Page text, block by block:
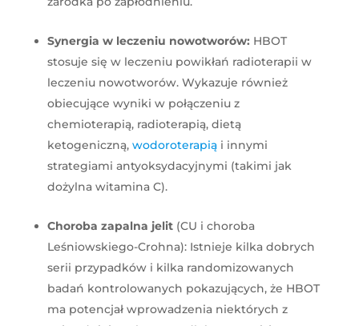
Synergia w leczeniu nowotworów: HBOT
stosuje się w leczeniu powikłań radioterapii w
leczeniu nowotworów. Wykazuje również
obiecujące wyniki w połączeniu z
chemioterapią, radioterapią, dietą
ketogeniczną, wodoroterapiąi innymi
strategiami antyoksydacyjnymi (takimi jak
dożylna witamina C).
Choroba zapalna jelit(CU i choroba
Leśniowskiego-Crohna): Istnieje kilka dobrych
serii przypadków i kilka randomizowanych
badań kontrolowanych pokazujących, że HBOT
ma potencjał wprowadzenia niektórych z